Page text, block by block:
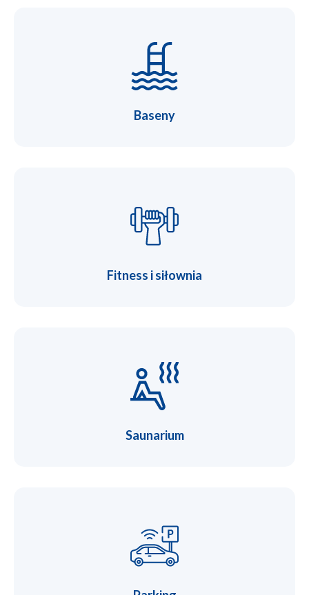
Baseny
Fitness i siłownia
Saunarium